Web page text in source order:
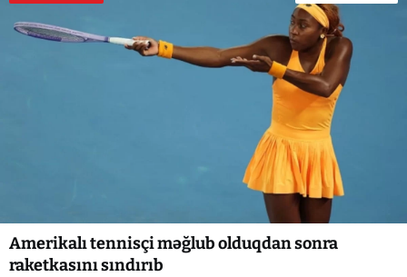
Amerikalı tennisçi məğlub olduqdan sonra
raketkasını sındırıb